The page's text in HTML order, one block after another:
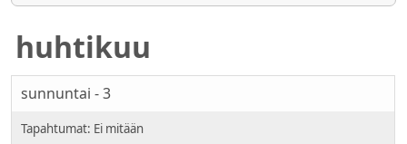
huhtikuu
sunnuntai - 3